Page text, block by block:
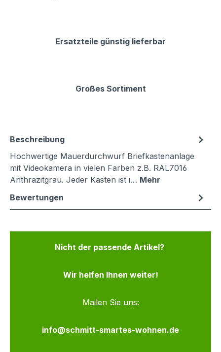
Ersatzteile günstig lieferbar
Großes Sortiment
Beschreibung
Hochwertige Mauerdurchwurf Briefkastenanlage
mit Videokamera in vielen Farben z.B. RAL7016
Anthrazitgrau. Jeder Kasten ist i… Mehr
Bewertungen
Nicht der passende Artikel?
Wir helfen Ihnen weiter!
Mailen Sie uns:
info@schmitt-smartes-wohnen.de